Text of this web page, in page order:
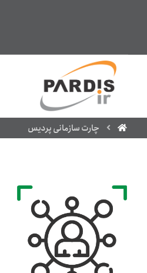
چارت سازمانی پردیس